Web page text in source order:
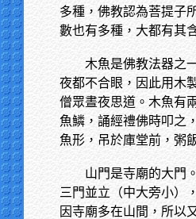
多種，佛教認為菩提子
數也有多種，大都有其
木魚是佛教法器之
夜都不合眼，因此用木
僧眾晝夜思道。木魚有
魚鱗，誦經禮佛時叩之
魚形，吊於庫堂前，粥
山門是寺廟的大門
三門並立（中大旁小）
因寺廟多在山間，所以